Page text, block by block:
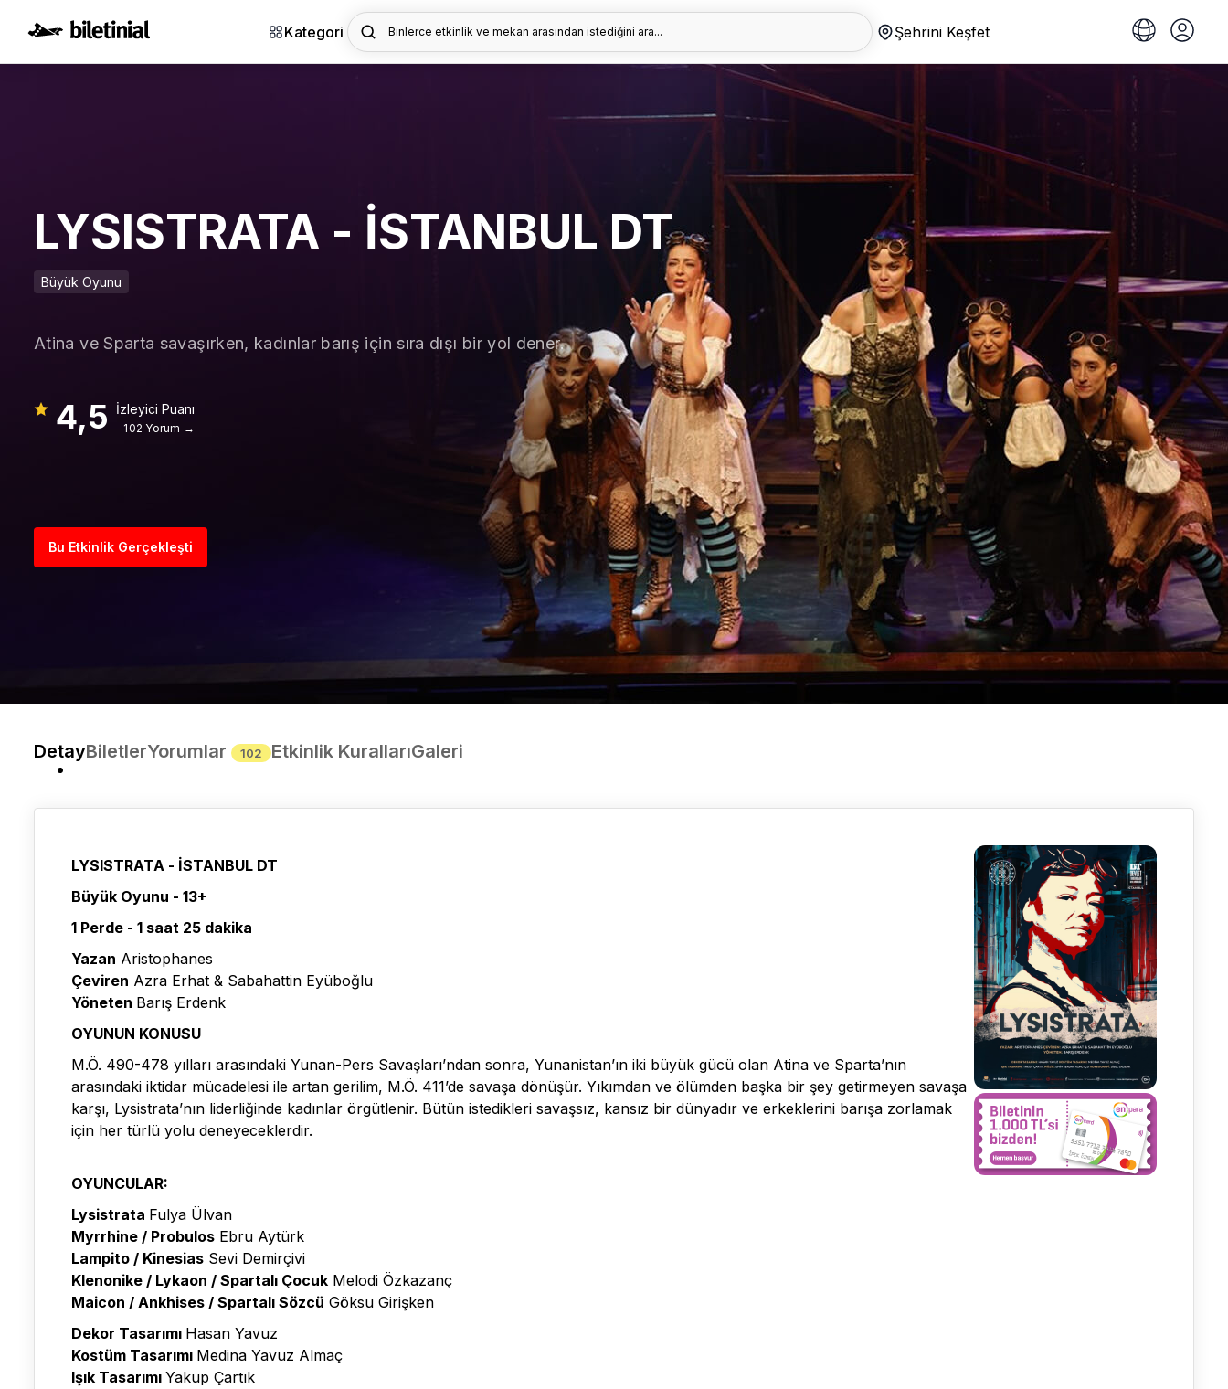
Kategori Binlerce etkinlik ve mekan arasından istediğini ara... Şehrini Keşfet
LYSISTRATA - İSTANBUL DT
Büyük Oyunu
Atina ve Sparta savaşırken, kadınlar barış için sıra dışı bir yol dener.
4,5 İzleyici Puanı
102 Yorum →
Bu Etkinlik Gerçekleşti
DetayBiletlerYorumlar 102 Etkinlik KurallarıGaleri
LYSISTRATA - İSTANBUL DT
Büyük Oyunu - 13+
1 Perde - 1 saat 25 dakika
Yazan Aristophanes
Çeviren Azra Erhat & Sabahattin Eyüboğlu
Yöneten Barış Erdenk
OYUNUN KONUSU
M.Ö. 490-478 yılları arasındaki Yunan-Pers Savaşları’ndan sonra, Yunanistan’ın iki büyük gücü olan Atina ve Sparta’nın
arasındaki iktidar mücadelesi ile artan gerilim, M.Ö. 411’de savaşa dönüşür. Yıkımdan ve ölümden başka bir şey getirmeyen savaşa
karşı, Lysistrata’nın liderliğinde kadınlar örgütlenir. Bütün istedikleri savaşsız, kansız bir dünyadır ve erkeklerini barışa zorlamak
için her türlü yolu deneyeceklerdir.
OYUNCULAR:
Lysistrata Fulya Ülvan
Myrrhine / Probulos Ebru Aytürk
Lampito / Kinesias Sevi Demirçivi
Klenonike / Lykaon / Spartalı Çocuk Melodi Özkazanç
Maicon / Ankhises / Spartalı Sözcü Göksu Girişken
Dekor Tasarımı Hasan Yavuz
Kostüm Tasarımı Medina Yavuz Almaç
Işık Tasarımı Yakup Çartık